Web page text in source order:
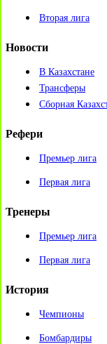
Вторая лига
Новости
В Казахстане
Трансферы
Сборная
Рефери
Премьер лига
Первая лига
Тренеры
Премьер лига
Первая лига
История
Чемпионы
Бомбардиры